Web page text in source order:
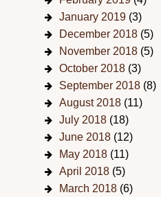
January 2019 (3)
December 2018 (5)
November 2018 (5)
October 2018 (3)
September 2018 (8)
August 2018 (11)
July 2018 (18)
June 2018 (12)
May 2018 (11)
April 2018 (5)
March 2018 (6)